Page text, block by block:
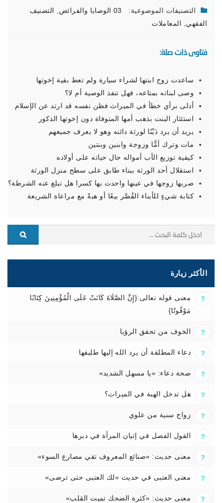
التصنيفات الموضوعية: 03 الوصايا والفرائض
التصنيف
الفقهي
المعاملات
فتاوى ذات صلة:
ساعدت زوج ابنتها لشراء سيارة ولم تعط بقية إخوتها
وصى لبناته بمتاعه، فهل تنفذ الوصية أم لا؟
أدلى برأي خطأ في الميراث فظن نفسه قد ارتد عن الإسلام
استئثار البنت بذهب أمها المتوفاة دون إخوتها الذكور
يريد أن يرد دَيْنًا لورثة دائنه وهو لا يعرف جميعهم
مات وترك أمًّا وزوجة وابنين وبنتين
كيفية توزيع الأب أمواله حال حياته على أولاده
استقلال أحد الورثة ببناء طابق على سطح منزل الورثة
ضربها زوجها في عينها واحدث بها كسرا هل تبلغ عنه الشرطة؟
كتابة شيءٍ للأبناء القُصَّر بيعًا أو هبةً مع مراعاة الشريعة
الأكثر زيارة
معنى قوله تعالى:{إِنَّ الصَّلَاةَ كَانَتْ عَلَى الْمُؤْمِنِينَ كِتَابًا
مَوْقُوتًا}
الخوف من تحقق الرؤيا
دعاء المطلقة أن يرد الله إليها طليقها
صحة دعاء: «يا مسهل الشديد»
هل تدخل الهبة في الميراث؟
زواج سنية من علوي
القول الفصل في إتيان المرأة في دبرها
معنى حديث: «صنائع المعروف تقي مصارع السوء»
معنى العتبى في حديث «لك العتبى حتى ترضى»
معنى حديث: «كثرة الضحك تميت القلب»